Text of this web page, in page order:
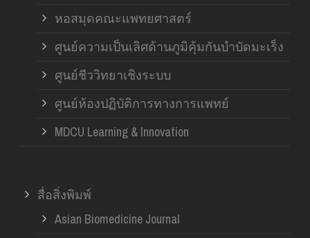
หอสมุดคณะแพทยศาสตร์
ศูนย์ความเป็นเลิศด้านภูมิคุ้มกันบำบัดมะเร็ง
ศูนย์ชีววิทยาเชิงระบบ
ศูนย์ห้องปฏิบัติการทางการแพทย์
MDCU Learning & Innovation
สื่อสิ่งพิมพ์
Asian Biomedicine Journal